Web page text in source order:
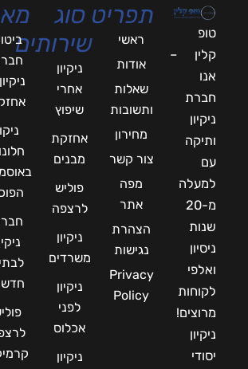
טופ
קלין –
אנו
חברת
ניקיון
ותיקה
עם
למעלה
מ-20
שנות
ניסיון
ואלפי
לקוחות
מרוצים!
ניקיון
יסודי
תפריט
ראשי
אודות
שאלות
ותשובות
מחירון
צור קשר
מפה
אתר
הצהרת
נגישות
Privacy
Policy
סוג
שירותים
ניקיון
אחרי
שיפוץ
אחזקת
מבנים
פוליש
לרצפה
ניקיון
משרדים
ניקיון
לפני
אכלוס
ניקיון